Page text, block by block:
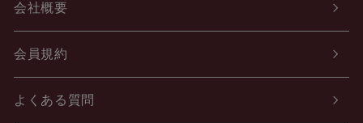
会社概要
会員規約
よくある質問